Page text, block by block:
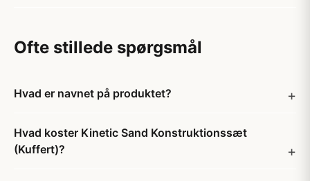
Ofte stillede spørgsmål
Hvad er navnet på produktet?
Hvad koster Kinetic Sand Konstruktionssæt
(Kuffert)?